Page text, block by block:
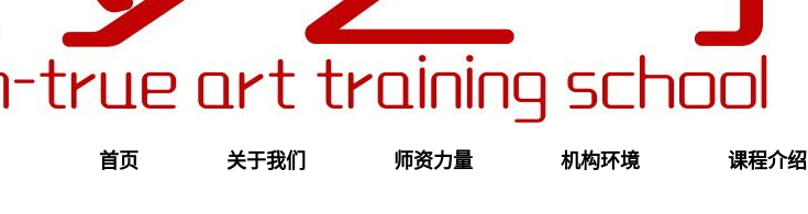
首页 关于我们 师资力量 机构环境 课程介绍
戏剧文学